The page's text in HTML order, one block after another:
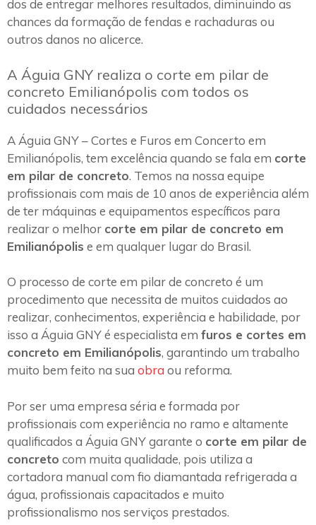
dos de entregar melhores resultados, diminuindo as
chances da formação de fendas e rachaduras ou
outros danos no alicerce.
A Águia GNY realiza o corte em pilar de
concreto Emilianópolis com todos os
cuidados necessários
A Águia GNY – Cortes e Furos em Concerto em
Emilianópolis, tem excelência quando se fala em corte
em pilar de concreto. Temos na nossa equipe
profissionais com mais de 10 anos de experiência além
de ter máquinas e equipamentos específicos para
realizar o melhor corte em pilar de concreto em
Emilianópolis e em qualquer lugar do Brasil.
O processo de corte em pilar de concreto é um
procedimento que necessita de muitos cuidados ao
realizar, conhecimentos, experiência e habilidade, por
isso a Águia GNY é especialista em furos e cortes em
concreto em Emilianópolis, garantindo um trabalho
muito bem feito na sua obra ou reforma.
Por ser uma empresa séria e formada por
profissionais com experiência no ramo e altamente
qualificados a Águia GNY garante o corte em pilar de
concreto com muita qualidade, pois utiliza a
cortadora manual com fio diamantada refrigerada a
água, profissionais capacitados e muito
profissionalismo nos serviços prestados.